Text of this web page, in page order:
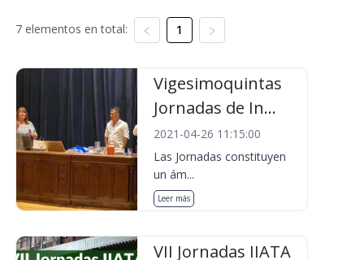
7 elementos en total: 1
Vigesimoquintas
Jornadas de In...
2021-04-26 11:15:00
Las Jornadas constituyen
un ám...
Leer más
VII Jornadas IIATA